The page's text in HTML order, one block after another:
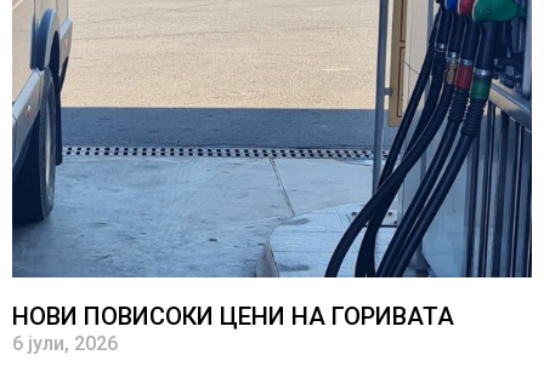
НОВИ ПОВИСОКИ ЦЕНИ НА ГОРИВАТА
6 јули, 2026